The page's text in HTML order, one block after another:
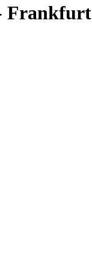
Frankfurt